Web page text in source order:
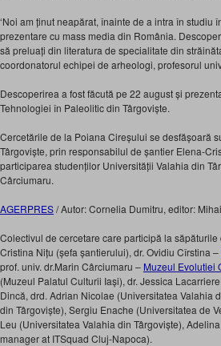
‘Noi am ținut neapărat, înainte de a intra în
prezentare cu mass media din România.
să preluați din literatura de specialitate din
coordonatorul echipei de arheologi, profesorul
Descoperirea a fost făcută pe 22 august și
Tehnologiei în Paleolitic din Târgoviște.
Cercetările de la Poiana Cireșului se desfășoară
Târgoviște, prin responsabilul de șantier Elena-
participarea studenților Universității Valahia din
Cârciumaru.
AGERPRES/ Autor: Cornelia Dumitru, editor:
Colectivul de cercetare care participă la
Cristina Nițu (șefa șantierului), dr. Ovidiu Cîrstina –
prof. univ. dr.Marin Cârciumaru – Muzeul Evolutiei
(Muzeul Palatul Culturii Iași), dr. Jessica
Dincă, drd. Adrian Nicolae (Universitatea Valahia
din Târgoviște), Sergiu Enache (Universitatea de
Leu (Universitatea Valahia din Târgoviște),
manager at ITSquad Cluj-Napoca).